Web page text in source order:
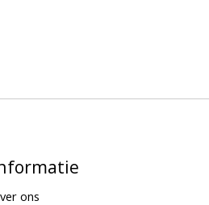
ons